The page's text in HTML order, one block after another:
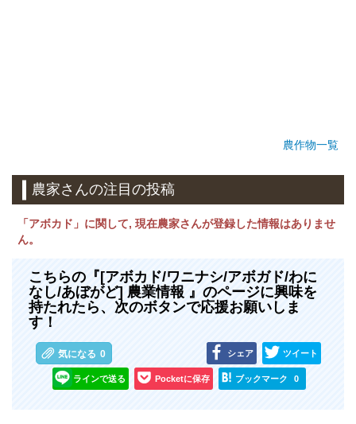
農作物一覧
農家さんの注目の投稿
「アボカド」に関して, 現在農家さんが登録した情報はありませ
ん。
こちらの『[アボカド/ワニナシ/アボガド/わに
なし/あぼがど] 農業情報 』のページに興味を
持たれたら、次のボタンで応援お願いしま
す！
気になる 0 シェア ツイート
ラインで送る Pocketに保存 ブックマーク 0